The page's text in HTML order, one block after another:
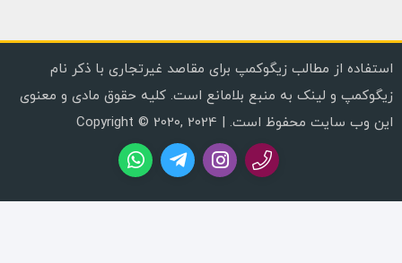
استفاده از مطالب زیگوکمپ برای مقاصد غیرتجاری با ذکر نام
زیگوکمپ و لینک به منبع بلامانع است. کلیه حقوق مادی و معنوی
این وب سایت محفوظ است. | Copyright © 2020, 2024